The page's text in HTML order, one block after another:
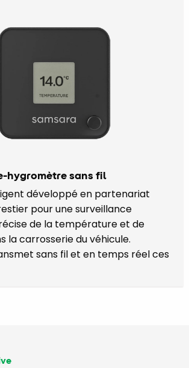
hygromètre sans fil
développé en partenariat
pour une surveillance
de la température et de
la carrosserie du véhicule.
sans fil et en temps réel ces